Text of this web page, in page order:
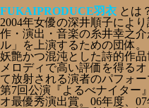
FUKAIPRODUCE羽衣 とは
2004年女優の深井順子により
作・演出・音楽の糸井幸之
ル」を上演するための団体。
妖艶かつ混沌とした詩的作
メロディで高い評価を得る
て放射される演者のパフォー
第7回公演『よるべナイター
オ最優秀演出賞。06年度、